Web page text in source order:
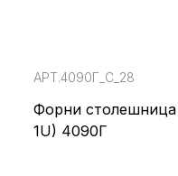
АРТ.4090Г_С_28
Форни
1U) 4090Г